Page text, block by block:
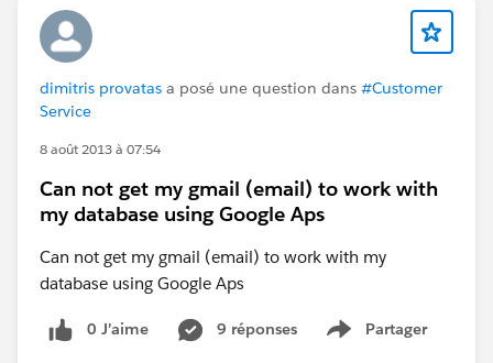
dimitris provatas a posé une question dans #Customer
Service
8 août 2013 à 07:54
Can not get my gmail (email) to work with
my database using Google Aps
Can not get my gmail (email) to work with my
database using Google Aps
0 J’aime 9 réponses Partager
Show menu